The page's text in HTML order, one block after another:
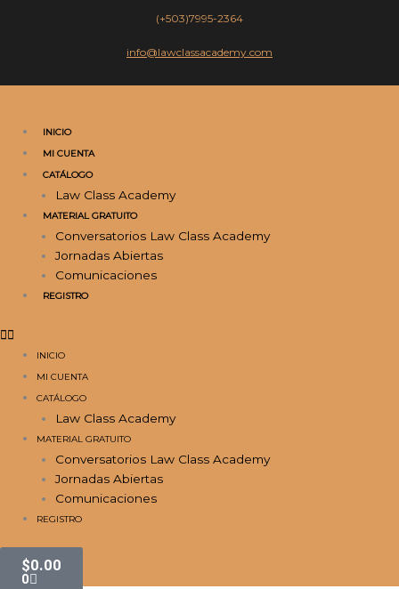
(+503)7995-2364
info@lawclassacademy.com
INICIO
MI CUENTA
CATÁLOGO
Law Class Academy
MATERIAL GRATUITO
Conversatorios Law Class Academy
Jornadas Abiertas
Comunicaciones
REGISTRO
INICIO
MI CUENTA
CATÁLOGO
Law Class Academy
MATERIAL GRATUITO
Conversatorios Law Class Academy
Jornadas Abiertas
Comunicaciones
REGISTRO
$0.00
0
Carrito